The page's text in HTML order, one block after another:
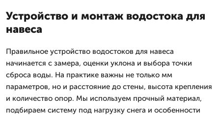
Устройство и монтаж водостока для
навеса
Правильное устройство водостоков для навеса
начинается с замера, оценки уклона и выбора точки
сброса воды. На практике важны не только мм
параметров, но и расстояние до стены, высота крепления
и количество опор. Мы используем прочный материал,
подбираем систему под нагрузку снега и особенности